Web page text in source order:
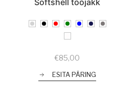
Softshell tööjakk
€85,00
ESITA PÄRING